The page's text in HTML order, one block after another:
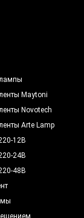
Maytoni
Novotech
Arte Lamp
12В
24В
48В